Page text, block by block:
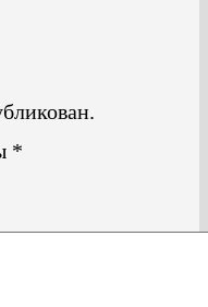
*